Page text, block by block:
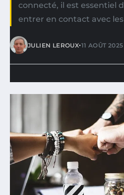
connecté, il est essentiel
entrer en contact avec
JULIEN LEROUX•11 AOÛT 2025